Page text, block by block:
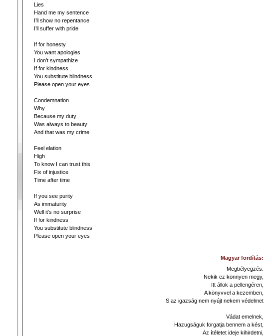
Lies
Hand me my sentence
I’ll show no repentance
I’ll suffer with pride
If for honesty
You want apologies
I don’t sympathize
If for kindness
You substitute blindness
Please open your eyes
Condemnation
Why
Because my duty
Was always to beauty
And that was my crime
Feel elation
High
To know I can trust this
Fix of injustice
Time after time
If you see purity
As immaturity
Well it’s no surprise
If for kindness
You substitute blindness
Please open your eyes
Magyar fordítás:
Megbélyegzés:
Nekik ez könnyen megy,
Itt állok a pellengéren,
A könyvvel a kezemben,
S az igazság nem nyújt nekem védelmet
Vádat emelnek,
Hazugságuk forgatja bennem a kést,
Az ítéletet ideje kihirdetni,